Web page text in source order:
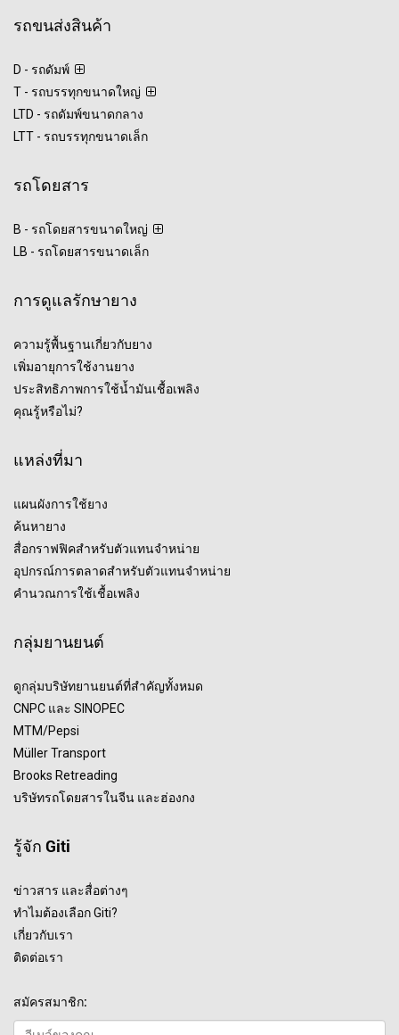
รถขนส่งสินค้า
D - รถดัมพ์
T - รถบรรทุกขนาดใหญ่
LTD - รถดัมพ์ขนาดกลาง
LTT - รถบรรทุกขนาดเล็ก
รถโดยสาร
B - รถโดยสารขนาดใหญ่
LB - รถโดยสารขนาดเล็ก
การดูแลรักษายาง
ความรู้พื้นฐานเกี่ยวกับยาง
เพิ่มอายุการใช้งานยาง
ประสิทธิภาพการใช้น้ำมันเชื้อเพลิง
คุณรู้หรือไม่?
แหล่งที่มา
แผนผังการใช้ยาง
ค้นหายาง
สื่อกราฟฟิคสำหรับตัวแทนจำหน่าย
อุปกรณ์การตลาดสำหรับตัวแทนจำหน่าย
คำนวณการใช้เชื้อเพลิง
กลุ่มยานยนต์
ดูกลุ่มบริษัทยานยนต์ที่สำคัญทั้งหมด
CNPC และ SINOPEC
MTM/Pepsi
Müller Transport
Brooks Retreading
บริษัทรถโดยสารในจีน และฮ่องกง
รู้จัก Giti
ข่าวสาร และสื่อต่างๆ
ทำไมต้องเลือก Giti?
เกี่ยวกับเรา
ติดต่อเรา
สมัครสมาชิก: